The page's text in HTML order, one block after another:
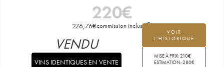
220€
276,76€commission incluse
VOIR
L'HISTORIQUE
MISE À PRIX:210€
ESTIMATION:280€
VENDU
VINS IDENTIQUES EN VENTE